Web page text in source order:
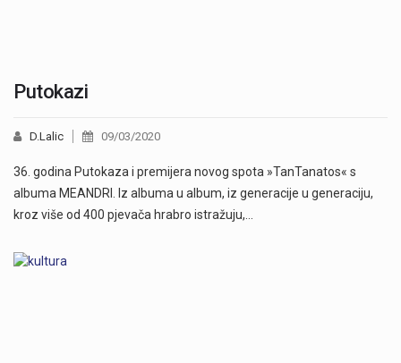
Putokazi
D.Lalic 09/03/2020
36. godina Putokaza i premijera novog spota »TanTanatos« s
albuma MEANDRI. Iz albuma u album, iz generacije u generaciju,
kroz više od 400 pjevača hrabro istražuju,…